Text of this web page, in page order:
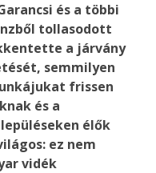
és a többi
tollasodott
a járvány
semmilyen
frissen
és a
élők
ez nem
vidék